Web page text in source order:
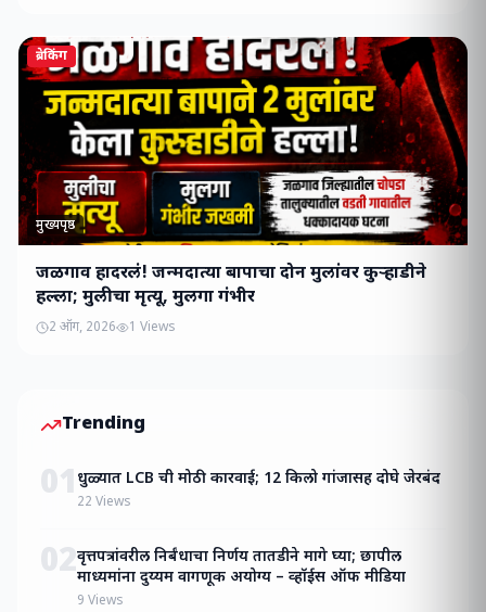
ब्रेकिंग
मुख्यपृष्ठ
जळगाव हादरलं! जन्मदात्या बापाचा दोन मुलांवर कुऱ्हाडीने
हल्ला; मुलीचा मृत्यू, मुलगा गंभीर
2 ऑग, 2026 1 Views
Trending
01 धुळ्यात LCB ची मोठी कारवाई; 12 किलो गांजासह दोघे जेरबंद
22 Views
02वृत्तपत्रांवरील निर्बंधाचा निर्णय तातडीने मागे घ्या; छापील
माध्यमांना दुय्यम वागणूक अयोग्य – व्हॉईस ऑफ मीडिया
9 Views